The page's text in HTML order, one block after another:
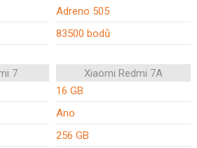
Adreno 505
83500 bodů
7 Xiaomi Redmi 7A
16 GB
Ano
256 GB